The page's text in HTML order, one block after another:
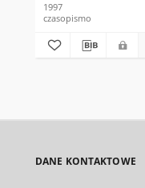
1997
czasopismo
DANE KONTAKTOWE